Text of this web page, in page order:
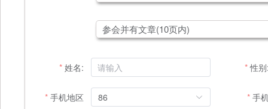
参会并有文章(10页内)
姓名: 性
手机地区 86 手